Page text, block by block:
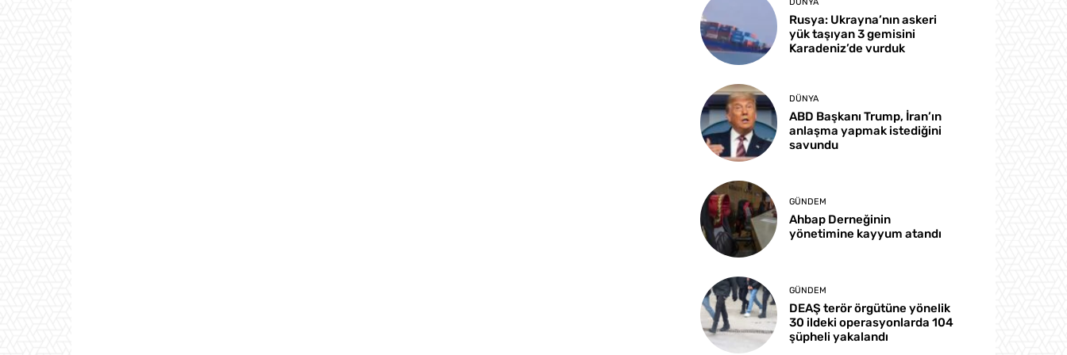
DÜNYA
Rusya: Ukrayna’nın askeri
yük taşıyan 3 gemisini
Karadeniz’de vurduk
DÜNYA
ABD Başkanı Trump, İran’ın
anlaşma yapmak istediğini
savundu
GÜNDEM
Ahbap Derneğinin
yönetimine kayyum atandı
GÜNDEM
DEAŞ terör örgütüne yönelik
30 ildeki operasyonlarda 104
şüpheli yakalandı